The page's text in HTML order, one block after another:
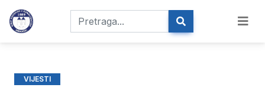
VIJESTI